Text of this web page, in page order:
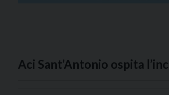
Aci Sant’Antonio ospita